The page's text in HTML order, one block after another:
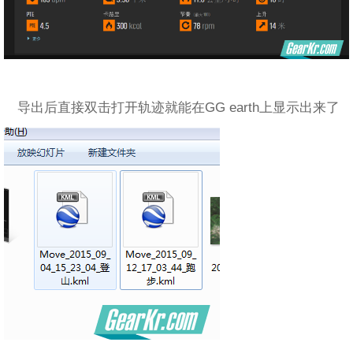
导出后直接双击打开轨迹就能在GG earth上显示出来了